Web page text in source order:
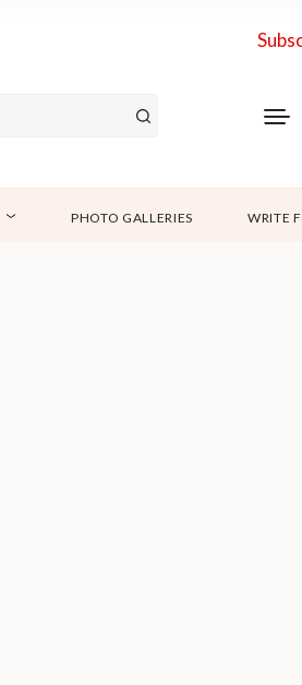
PHOTO GALLERIES WRITE